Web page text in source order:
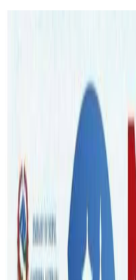
तास्मेनियामा
उद्धार, ३ सय ८० मृत
फसेका अन्य ३० ह्वेलको उद्धार
nepaltube